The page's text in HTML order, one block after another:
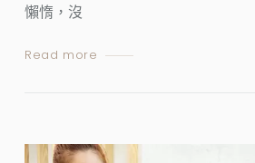
懶惰，沒
Read more